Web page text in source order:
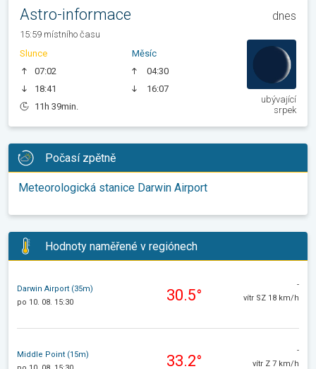
Astro-informace dnes
15:59 místního času
Slunce
07:02
18:41
11h 39min.
Měsíc
04:30
16:07
ubývající
srpek
Počasí zpětně
Meteorologická stanice Darwin Airport
Hodnoty naměřené v regiónech
Darwin Airport (35m)
po 10. 08. 15:30
30.5°
-
vítr SZ 18 km/h
Middle Point (15m)
33.2°
-
vítr Z 7 km/h